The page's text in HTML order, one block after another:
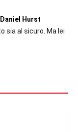
Hurst
sia al sicuro. Ma lei